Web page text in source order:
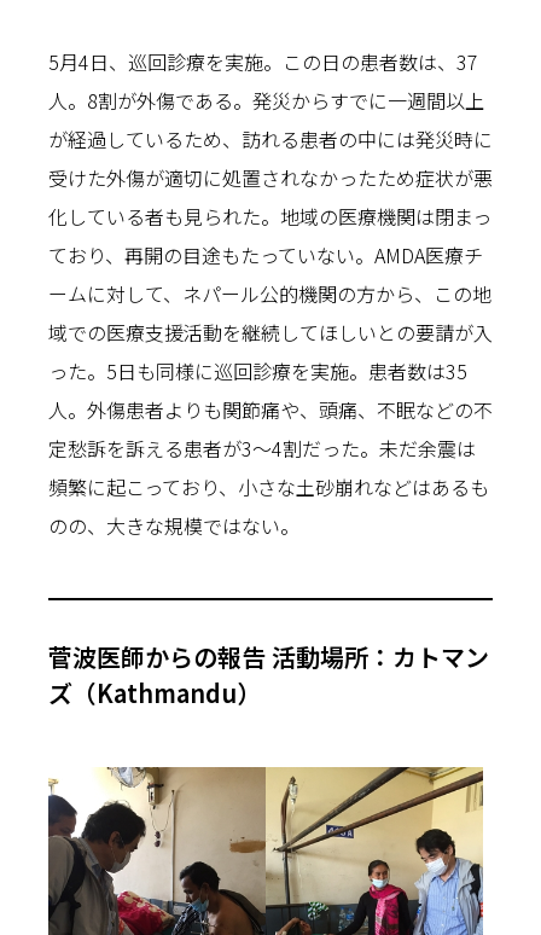
5月4日、巡回診療を実施。この日の患者数は、37
人。8割が外傷である。発災からすでに一週間以上
が経過しているため、訪れる患者の中には発災時に
受けた外傷が適切に処置されなかったため症状が悪
化している者も見られた。地域の医療機関は閉まっ
ており、再開の目途もたっていない。AMDA医療チ
ームに対して、ネパール公的機関の方から、この地
域での医療支援活動を継続してほしいとの要請が入
った。5日も同様に巡回診療を実施。患者数は35
人。外傷患者よりも関節痛や、頭痛、不眠などの不
定愁訴を訴える患者が3～4割だった。未だ余震は
頻繁に起こっており、小さな土砂崩れなどはあるも
のの、大きな規模ではない。
菅波医師からの報告 活動場所：カトマン
ズ（Kathmandu）